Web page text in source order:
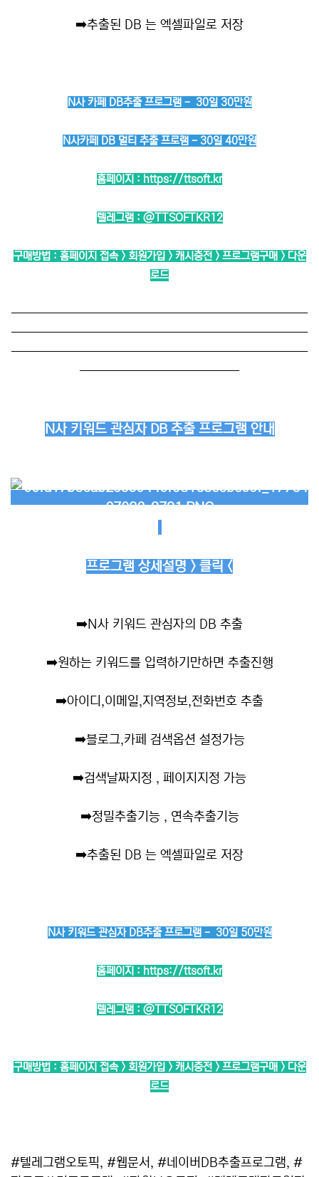
➡️추출된 DB 는 엑셀파일로 저장
N사 카페 DB추출 프로그램 - 30일 30만원
N사카페 DB 멀티 추출 프로램 - 30일 40만원
홈페이지 : https://ttsoft.kr
텔레그램 : @TTSOFTKR12
구매방법 : 홈페이지 접속 > 회원가입 > 캐시충전 > 프로그램구매 > 다운
로드
──────────────────────────
──────────────────────────
──────────────────────────
──────────────
N사 키워드 관심자 DB 추출 프로그램 안내
프로그램 상세설명 > 클릭 <
➡️N사 키워드 관심자의 DB 추출
➡️원하는 키워드를 입력하기만하면 추출진행
➡️아이디,이메일,지역정보,전화번호 추출
➡️블로그,카페 검색옵션 설정가능
➡️검색날짜지정 , 페이지지정 가능
➡️정밀추출기능 , 연속추출기능
➡️추출된 DB 는 엑셀파일로 저장
N사 키워드 관심자 DB추출 프로그램 - 30일 50만원
홈페이지 : https://ttsoft.kr
텔레그램 : @TTSOFTKR12
구매방법 : 홈페이지 접속 > 회원가입 > 캐시충전 > 프로그램구매 > 다운
로드
#텔레그램오토픽, #웹문서, #네이버DB추출프로그램, #